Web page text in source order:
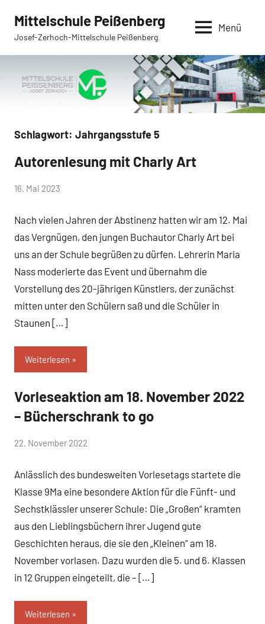
Inhalt
springen
Mittelschule Peißenberg
Josef-Zerhoch-Mittelschule Peißenberg
Menü
Schlagwort: Jahrgangsstufe 5
Allgemein
Autorenlesung mit Charly Art
von
Peißenberg
16. Mai 2023
Nach vielen Jahren der Abstinenz hatten wir am 12. Mai
das Vergnügen, den jungen Buchautor Charly Art bei
uns an der Schule begrüßen zu dürfen. Lehrerin Maria
Nass moderierte das Event und übernahm die
Vorstellung des 20-jährigen Künstlers, der zunächst
mitten unter den Schülern saß und die Schüler in
Staunen […]
Weiterlesen
Allgemein
Vorleseaktion am 18. November 2022
– Bücherschrank to go
von
Peißenberg
22. November 2022
Anlässlich des bundesweiten Vorlesetags startete die
Klasse 9Ma eine besondere Aktion für die Fünft- und
Sechstklässler unserer Schule: Die „Großen“ kramten
aus den Lieblingsbüchern ihrer Jugend gute
Geschichten heraus, die sie den „Kleinen“ am 18.
November vorlasen. Dazu wurden die 5. und 6. Klassen
in 12 Gruppen eingeteilt, die – […]
Weiterlesen